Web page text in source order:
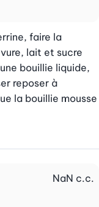
faire la
lait et sucre
bouillie liquide,
reposer à
la bouillie mousse
NaN c.c.